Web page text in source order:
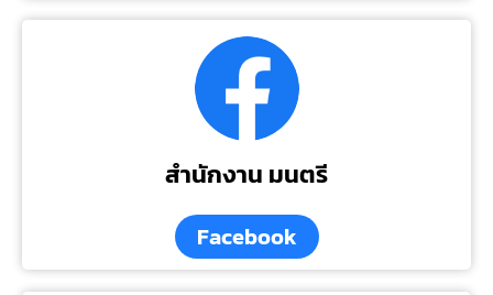
สำนักงาน มนตรี
Facebook